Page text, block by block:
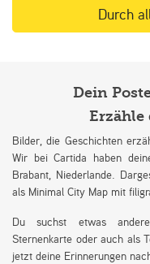
Durch
Dein
Erzähle
Bilder, die Geschichten
Wir bei Cartida haben
Brabant, Niederlande.
als Minimal City Map mit
Du suchst etwas
Sternenkarte oder auch als
jetzt deine Erinnerungen